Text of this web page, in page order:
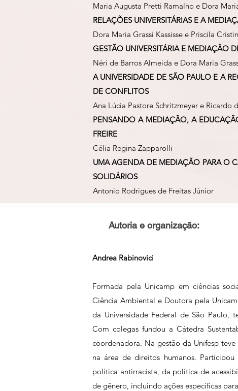
Maria Augusta Pretti Ramalho e Dora
RELAÇÕES UNIVERSITÁRIAS E A
Dora Maria Grassi Kassisse e Priscila
GESTÃO UNIVERSITÁRIA E MEDIAÇÃO
Néri de Barros Almeida e Dora Maria
A UNIVERSIDADE DE SÃO PAULO E A
DE CONFLITOS
Ana Lúcia Pastore Schritzmeyer e Ricardo
PENSANDO A MEDIAÇÃO, A
FREIRE
Célia Regina Zapparolli
UMA AGENDA DE MEDIAÇÃO PARA O
SOLIDÁRIOS
Antonio Rodrigues de Freitas Júnior
Autoria e organização:
Andrea Rabinovici
Formada pela Unicamp em ciências
Ciência Ambiental e Doutora pela
da Universidade Federal de São Paulo,
Com colegas fundou a Cátedra
coordenadora. Na gestão da Unifesp
na área de direitos humanos.
política antirracista, da política de
de gênero, incluindo ações específicas